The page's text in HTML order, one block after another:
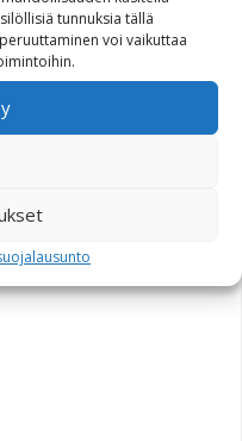
tunnuksia tällä
voi vaikuttaa
oli: 240,93€.
hinta on: 146,34€.